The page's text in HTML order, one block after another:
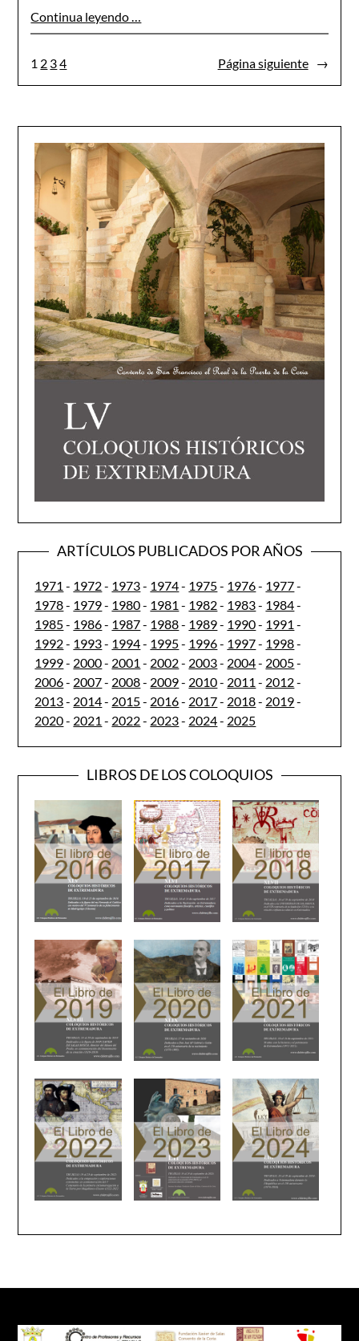
Continua leyendo …
1 2 34 Página siguiente →
ARTÍCULOS PUBLICADOS POR AÑOS
1971 - 1972- 1973- 1974- 1975- 1976- 1977-
1978- 1979- 1980- 1981 - 1982- 1983- 1984-
1985- 1986- 1987- 1988- 1989- 1990- 1991 -
1992- 1993- 1994- 1995- 1996- 1997- 1998-
1999- 2000- 2001 - 2002- 2003- 2004- 2005-
2006- 2007- 2008- 2009- 2010- 2011 - 2012-
2013- 2014- 2015- 2016- 2017- 2018- 2019-
2020- 2021 - 2022- 2023- 2024- 2025
LIBROS DE LOS COLOQUIOS